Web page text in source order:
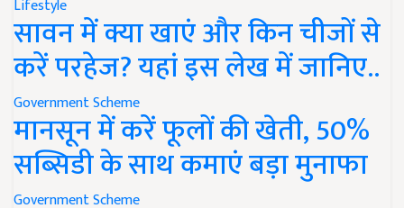
Lifestyle
सावन में क्या खाएं और किन चीजों से
करें परहेज? यहां इस लेख में जानिए..
Government Scheme
मानसून में करें फूलों की खेती, 50%
सब्सिडी के साथ कमाएं बड़ा मुनाफा
Government Scheme